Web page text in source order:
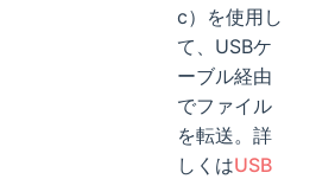
c）を使用し
て、USBケ
ーブル経由
でファイル
を転送。詳
しくはUSB